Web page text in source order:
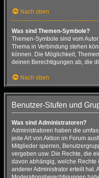
Nach oben
Was sind Themen-Symbole?
Themen-Symbole sind vom
Thema in Verbindung stehen
können. Die Möglichkeit,
deinen Berechtigungen ab, die
Nach oben
Benutzer-Stufen und
Was sind Administratoren?
Administratoren haben die
jede Art von Aktion im Forum
Mitglieder sperren,
vergeben usw. Die Rechte, die
davon abhängig, welche Rechte
anderer Administrator erteilt hat.